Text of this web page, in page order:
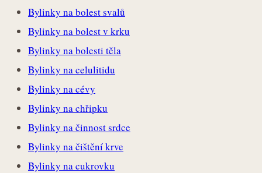
Bylinky na bolest svalů
Bylinky na bolest v krku
Bylinky na bolesti těla
Bylinky na celulitidu
Bylinky na cévy
Bylinky na chřipku
Bylinky na činnost srdce
Bylinky na čištění krve
Bylinky na cukrovku